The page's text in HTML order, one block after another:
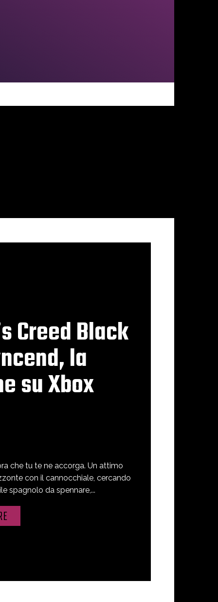
Creed Black
la
su Xbox
che tu te ne accorga. Un attimo
con il cannocchiale, cercando
spagnolo da spennare,...